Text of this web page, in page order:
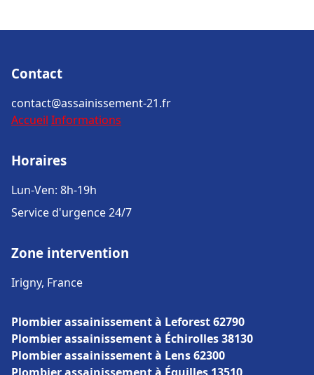
Contact
contact@assainissement-21.fr
Accueil Informations
Horaires
Lun-Ven: 8h-19h
Service d'urgence 24/7
Zone intervention
Irigny, France
Plombier assainissement à Leforest 62790
Plombier assainissement à Échirolles 38130
Plombier assainissement à Lens 62300